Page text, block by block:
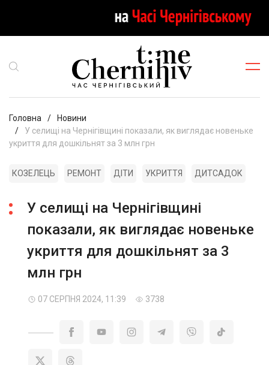
Головна
Новини
У селищі на Чернігівщині показали, як виглядає новеньке
укриття для дошкільнят за 3 млн грн
КОЗЕЛЕЦЬ РЕМОНТ ДІТИ УКРИТТЯ ДИТСАДОК
У селищі на Чернігівщині
показали, як виглядає новеньке
укриття для дошкільнят за 3
млн грн
07 СЕРПНЯ 2024, 11:39 3738